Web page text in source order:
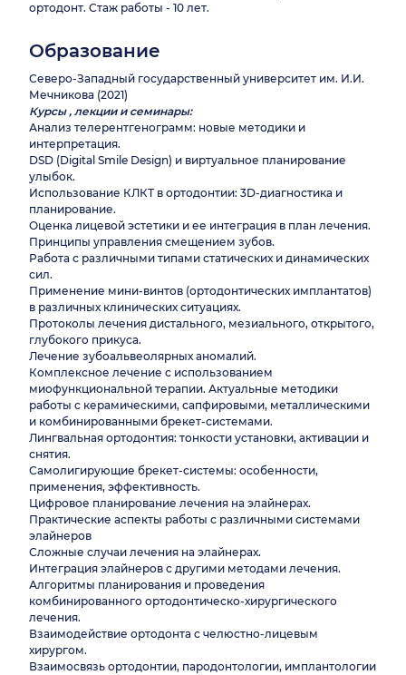
ортодонт. Стаж работы - 10 лет.
Образование
Северо-Западный государственный университет им. И.И.
Мечникова (2021)
Курсы , лекции и семинары:
Анализ телерентгенограмм: новые методики и
интерпретация.
DSD (Digital Smile Design) и виртуальное планирование
улыбок.
Использование КЛКТ в ортодонтии: 3D-диагностика и
планирование.
Оценка лицевой эстетики и ее интеграция в план лечения.
Принципы управления смещением зубов.
Работа с различными типами статических и динамических
сил.
Применение мини-винтов (ортодонтических имплантатов)
в различных клинических ситуациях.
Протоколы лечения дистального, мезиального, открытого,
глубокого прикуса.
Лечение зубоальвеолярных аномалий.
Комплексное лечение с использованием
миофункциональной терапии. Актуальные методики
работы с керамическими, сапфировыми, металлическими
и комбинированными брекет-системами.
Лингвальная ортодонтия: тонкости установки, активации и
снятия.
Самолигирующие брекет-системы: особенности,
применения, эффективность.
Цифровое планирование лечения на элайнерах.
Практические аспекты работы с различными системами
элайнеров
Сложные случаи лечения на элайнерах.
Интеграция элайнеров с другими методами лечения.
Алгоритмы планирования и проведения
комбинированного ортодонтическо-хирургического
лечения.
Взаимодействие ортодонта с челюстно-лицевым
хирургом.
Взаимосвязь ортодонтии, пародонтологии, имплантологии